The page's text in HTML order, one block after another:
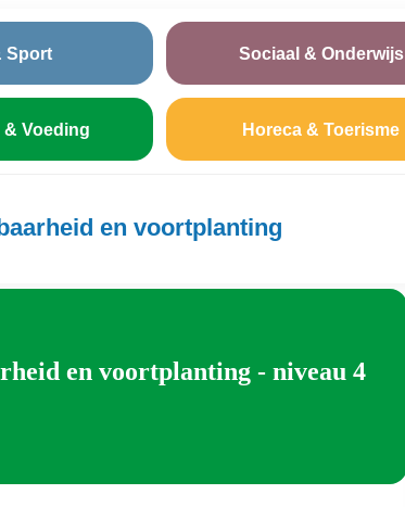
Sport Sociaal & Onderwijs
& Voeding Horeca & Toerisme
en voortplanting
en voortplanting - niveau 4